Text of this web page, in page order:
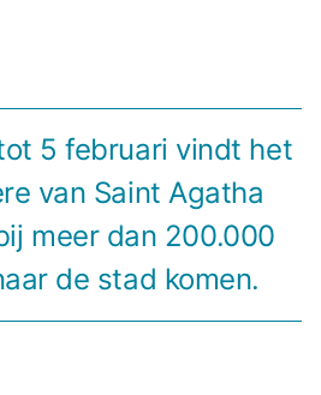
5 februari vindt het
van Saint Agatha
meer dan 200.000
de stad komen.